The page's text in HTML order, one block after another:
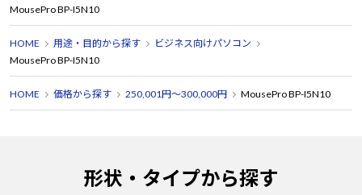
MousePro BP-I5N10
HOME 用途・目的から探す
ビジネス向けパソコン
MousePro BP-I5N10
HOME 価格から探す 250,001円～300,000円 MousePro BP-I5N10
形状・タイプから探す